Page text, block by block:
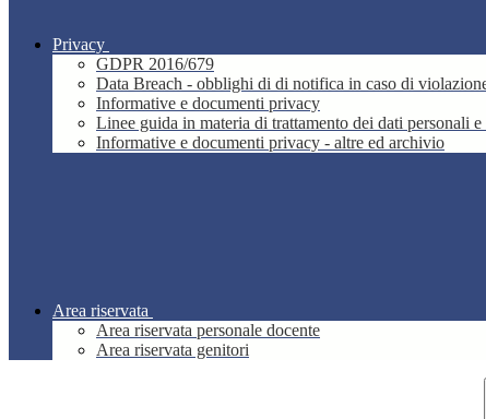
Privacy
GDPR 2016/679
Data Breach - obblighi di di notifica in caso di
Informative e documenti privacy
Linee guida in materia di trattamento dei dati personali
Informative e documenti privacy - altre ed archivio
Area riservata
Area riservata personale docente
Area riservata genitori